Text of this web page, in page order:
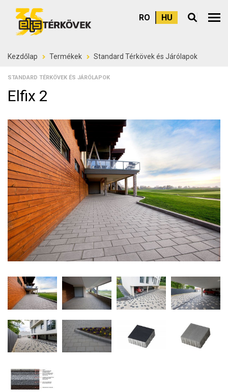
RO HU
Kezdőlap Termékek Standard Térkövek és Járólapok
STANDARD TÉRKÖVEK ÉS JÁRÓLAPOK
Elfix 2